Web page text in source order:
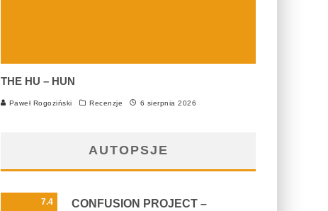
THE HU – HUN
Paweł Rogoziński Recenzje 6 sierpnia 2026
AUTOPSJE
7.4
CONFUSION PROJECT –